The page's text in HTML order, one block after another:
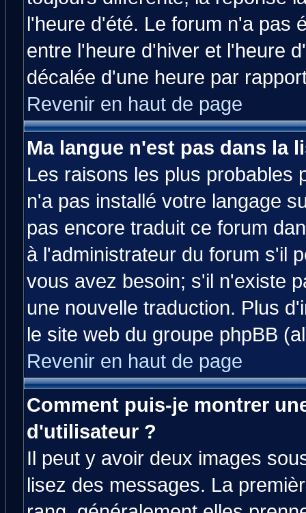
l'heure d'été. Le forum n'a pas
entre l'heure d'hiver et l'heure
décalée d'une heure par
Revenir en haut de page
Ma langue n'est pas dans la
Les raisons les plus probables
n'a pas installé votre langage
pas encore traduit ce forum
à l'administrateur du forum s'il
vous avez besoin; s'il n'existe
une nouvelle traduction. Plus
le site web du groupe phpBB
Revenir en haut de page
Comment puis-je montrer
d'utilisateur ?
Il peut y avoir deux images
lisez des messages. La